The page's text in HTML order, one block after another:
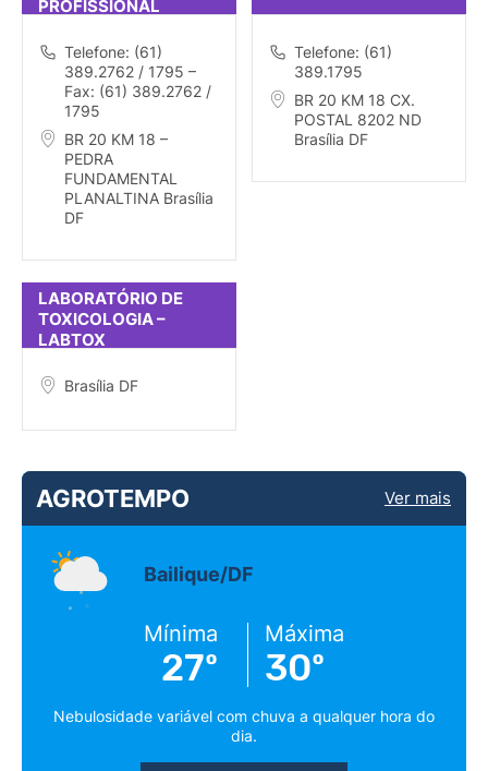
PROFISSIONAL
BRASÍLIA
Telefone: (61)
389.2762 / 1795 –
Fax: (61) 389.2762 /
1795
BR 20 KM 18 –
PEDRA
FUNDAMENTAL
PLANALTINA Brasília
DF
Telefone: (61)
389.1795
BR 20 KM 18 CX.
POSTAL 8202 ND
Brasília DF
LABORATÓRIO DE
TOXICOLOGIA –
LABTOX
Brasília DF
AGROTEMPO Ver mais
Bailique/DF
Mínima
27º
Máxima
30º
Nebulosidade variável com chuva a qualquer hora do
dia.